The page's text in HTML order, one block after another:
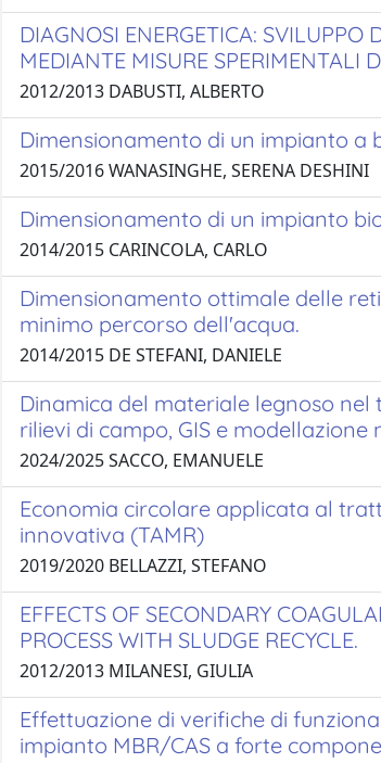
DIAGNOSI ENERGETICA:
MEDIANTE MISURE SPERIMENTALI
2012/2013 DABUSTI, ALBERTO
Dimensionamento di un impianto a
2015/2016 WANASINGHE, SERENA DESHINI
Dimensionamento di un impianto
2014/2015 CARINCOLA, CARLO
Dimensionamento ottimale delle
minimo percorso dell'acqua.
2014/2015 DE STEFANI, DANIELE
Dinamica del materiale legnoso
rilievi di campo, GIS e modellazione
2024/2025 SACCO, EMANUELE
Economia circolare applicata al
innovativa (TAMR)
2019/2020 BELLAZZI, STEFANO
EFFECTS OF SECONDARY
PROCESS WITH SLUDGE RECYCLE.
2012/2013 MILANESI, GIULIA
Effettuazione di verifiche di
impianto MBR/CAS a forte